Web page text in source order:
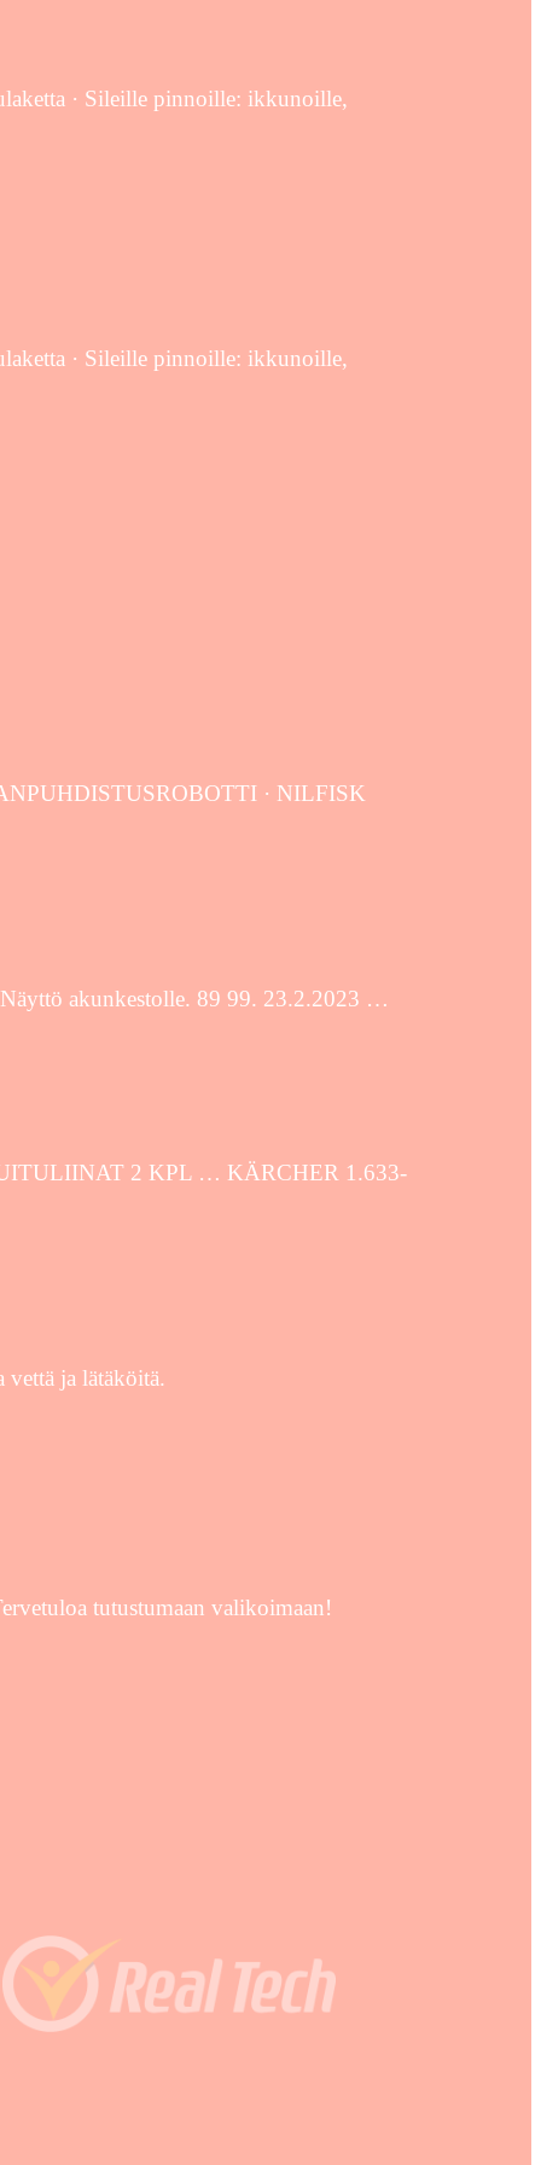
· Sileille pinnoille: ikkunoille,
· Sileille pinnoille: ikkunoille,
· NILFISK
akunkestolle. 89 99. 23.2.2023 …
2 KPL … KÄRCHER 1.633-
ja lätäköitä.
tutustumaan valikoimaan!